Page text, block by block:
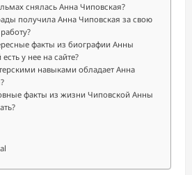
снялась Анна Чиповская?
получила Анна Чиповская за свою
факты из биографии Анны
у нее на сайте?
навыками обладает Анна
факты из жизни Чиповской Анны